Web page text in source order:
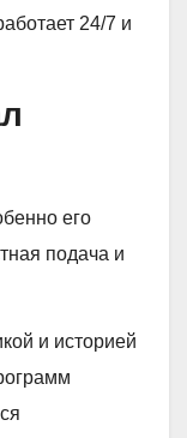
24/7 и
его
подача и
и историей